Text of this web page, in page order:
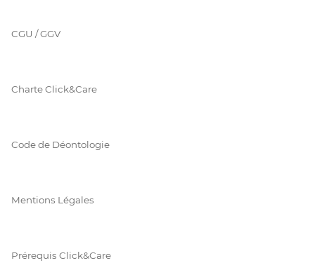
CGU / GGV
Charte Click&Care
Code de Déontologie
Mentions Légales
Prérequis Click&Care